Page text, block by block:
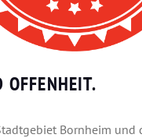
OFFENHEIT.
Bornheim und